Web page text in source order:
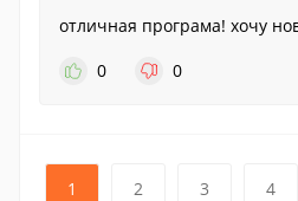
отличная програма! хочу
0
0
1 2 3 4